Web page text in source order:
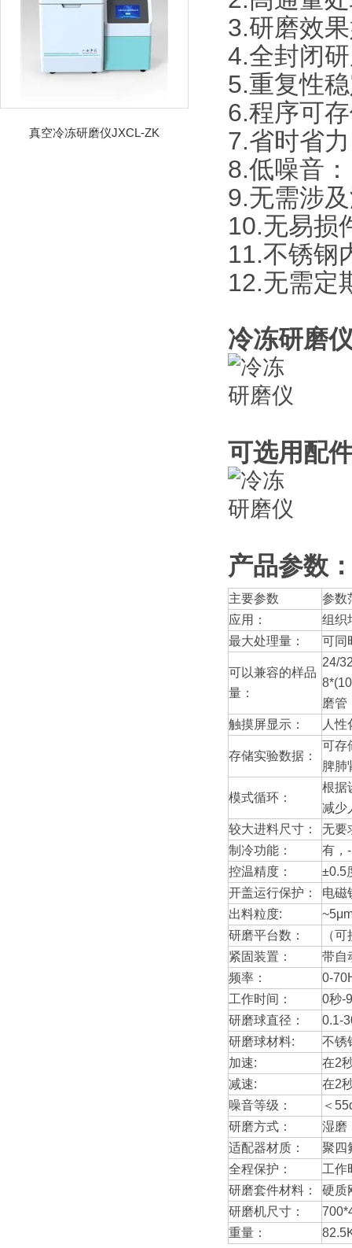
真空冷冻研磨仪JXCL-ZK
3.研磨效
4.全封闭
5.重复性
6.程序可
7.省时省
8.低噪音
9.无需涉
10.无易损
11.不锈钢
12.无需定
冷冻研磨
可选用配
产品参数
主要参数
参数
应用：
组织
最大处理量：
可同
可以兼容的样品
量：
24/
磨管
触摸屏显示：
人
存储实验数据：
可存
脾肺
模式循环：
根据
减少
较大进料尺寸：
无要
制冷功能：
有，
控温精度：
±0.5
开盖运行保护：
电磁
出料粒度:
研磨平台数：
（
紧固装置：
带自
频率：
0-
工作时间：
0秒-
研磨球直径：
0.1-
研磨球材料:
不锈
加速:
在2
减速:
在2
噪音等级：
＜
研磨方式：
湿磨
适配器材质：
聚四
全程保护：
工作
研磨套件材料：
硬质
研磨机尺寸：
重量：